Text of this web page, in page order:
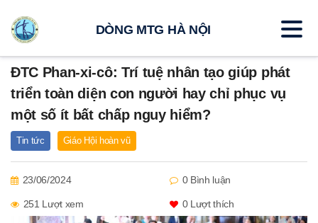
ĐTC Phan-xi-cô: Trí tuệ nhân tạo giúp phát
triển toàn diện con người hay chỉ phục vụ
một số ít bất chấp nguy hiểm?
Tin tức Giáo Hội hoàn vũ
23/06/2024 0 Bình luận
251 Lượt xem 0Lượt thích
DÒNG MTG HÀ NỘI